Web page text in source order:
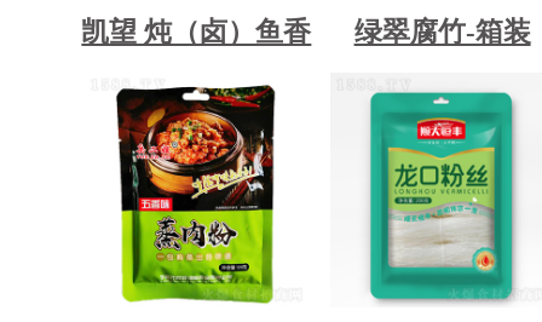
凯望 炖（卤）鱼香 绿翠腐竹-箱装